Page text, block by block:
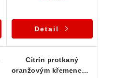
Detail
Citrín protkaný
oranžovým křemenem -